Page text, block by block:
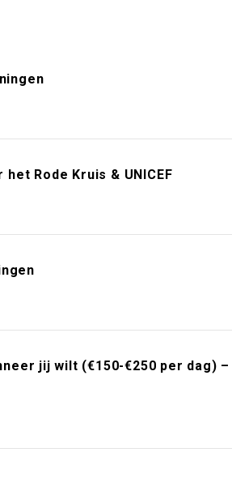
Rode Kruis & UNICEF
jij wilt (€150-€250 per dag) –